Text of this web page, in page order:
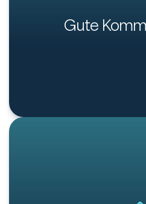
Gute
Ihre Kundinnen und
kommunizieren und